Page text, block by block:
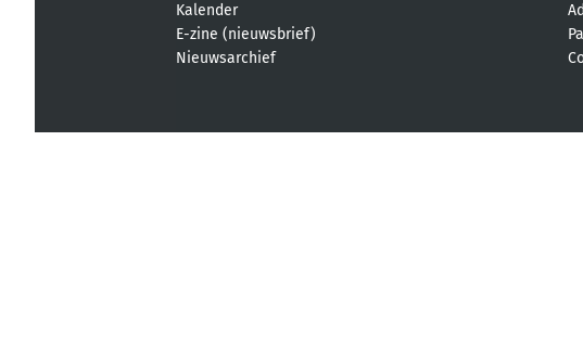
Kalender
E-zine (nieuwsbrief)
Nieuwsarchief